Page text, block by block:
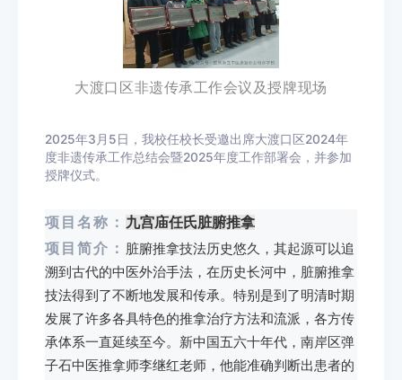
大渡口区非遗传承工作会议及授牌现场
2025年3月5日，我校任校长受邀出席大渡口区2024年
度非遗传承工作总结会暨2025年度工作部署会，并参加
授牌仪式。
项目名称： 九宫庙任氏脏腑推拿
项目简介： 脏腑推拿技法历史悠久，其起源可以追
溯到古代的中医外治手法，在历史长河中，脏腑推拿
技法得到了不断地发展和传承。特别是到了明清时期
发展了许多各具特色的推拿治疗方法和流派，各方传
承体系一直延续至今。新中国五六十年代，南岸区弹
子石中医推拿师李继红老师，他能准确判断出患者的